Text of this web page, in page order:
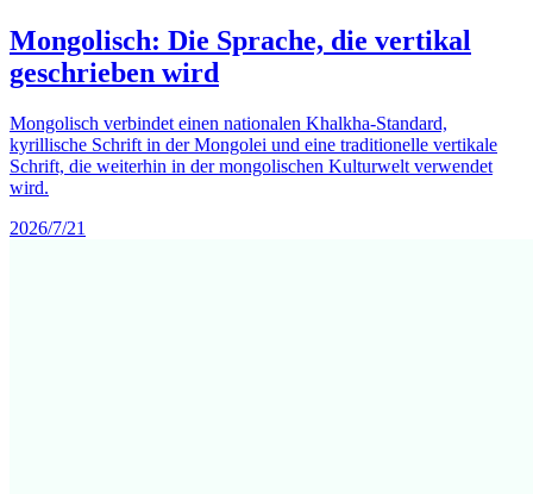
Mongolisch: Die Sprache, die vertikal
geschrieben wird
Mongolisch verbindet einen nationalen Khalkha-Standard,
kyrillische Schrift in der Mongolei und eine traditionelle vertikale
Schrift, die weiterhin in der mongolischen Kulturwelt verwendet
wird.
2026/7/21